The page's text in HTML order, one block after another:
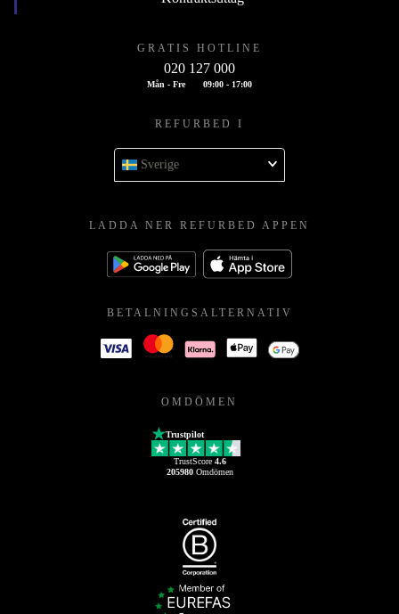
GRATIS HOTLINE
020 127 000
Mån - Fre 09:00 - 17:00
REFURBED I
Sverige
LADDA NER REFURBED APPEN
BETALNINGSALTERNATIV
OMDÖMEN
Trustpilot
TrustScore 4.6
205980Omdömen